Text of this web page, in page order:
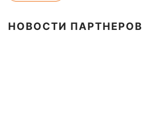
НОВОСТИ ПАРТНЕРОВ